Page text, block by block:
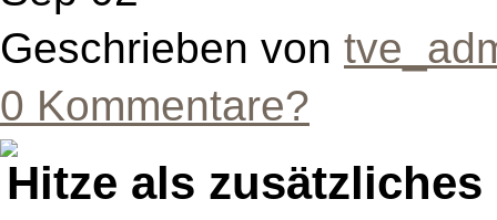
Geschrieben von
0 Kommentare?
Hitze als